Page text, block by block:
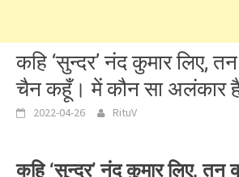
कहि ‘सुन्दर’ नंद कुमार लिए,
चैन कहूँ। में कौन सा अलंकार
2022-04-26 RituV
कहि ‘सुन्दर’ नंद कुमार लिए, तन